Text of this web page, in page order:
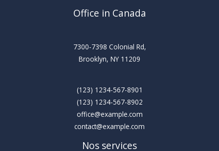
Office in Canada
7300-7398 Colonial Rd,
Brooklyn, NY 11209
(123) 1234-567-8901
(123) 1234-567-8902
office@example.com
contact@example.com
Nos services